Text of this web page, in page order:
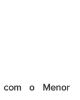
o Menor